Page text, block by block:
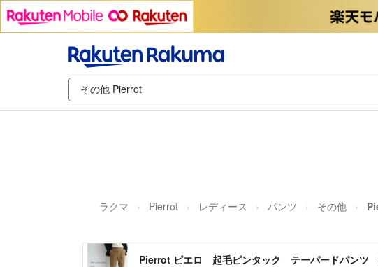
ラクマ Pierrot レディース パンツ その他
Pierrot ピエロ 起毛ピンタック テーパードパン